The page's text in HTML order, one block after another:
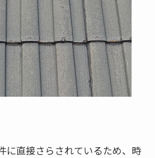
に直接さらされているため、時